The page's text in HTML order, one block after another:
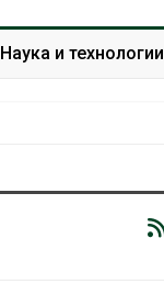
Наука и технологии